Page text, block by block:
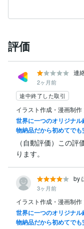
評価
連
2ヶ月前
途中終了した取引
イラスト作成・漫画制作
世界に一つのオリジナ
物納品だから初めてで
（自動評価）この
ります。
by
3ヶ月前
イラスト作成・漫画制作
世界に一つのオリジナ
物納品だから初めてで